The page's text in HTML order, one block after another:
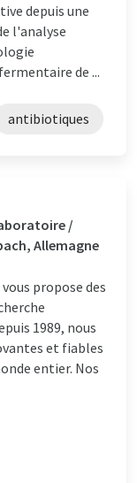
depuis une
l'analyse
de ...
antibiotiques
/
Allemagne
propose des
1989, nous
et fiables
entier. Nos